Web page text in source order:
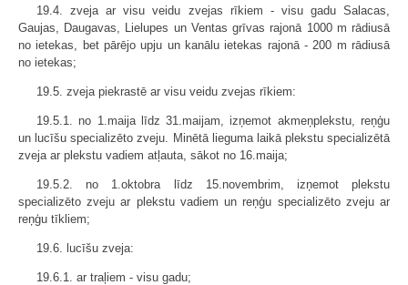
19.4. zveja ar visu veidu zvejas rīkiem - visu gadu Salacas,
Gaujas, Daugavas, Lielupes un Ventas grīvas rajonā 1000 m rādiusā
no ietekas, bet pārējo upju un kanālu ietekas rajonā - 200 m rādiusā
no ietekas;
19.5. zveja piekrastē ar visu veidu zvejas rīkiem:
19.5.1. no 1.maija līdz 31.maijam, izņemot akmeņplekstu, reņģu
un lucīšu specializēto zveju. Minētā lieguma laikā plekstu specializētā
zveja ar plekstu vadiem atļauta, sākot no 16.maija;
19.5.2. no 1.oktobra līdz 15.novembrim, izņemot plekstu
specializēto zveju ar plekstu vadiem un reņģu specializēto zveju ar
reņģu tīkliem;
19.6. lucīšu zveja:
19.6.1. ar traļiem - visu gadu;